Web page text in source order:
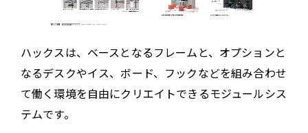
ハックスは、ベースとなるフレームと、オプションと
なるデスクやイス、ボード、フックなどを組み合わせ
て働く環境を自由にクリエイトできるモジュールシス
テムです。